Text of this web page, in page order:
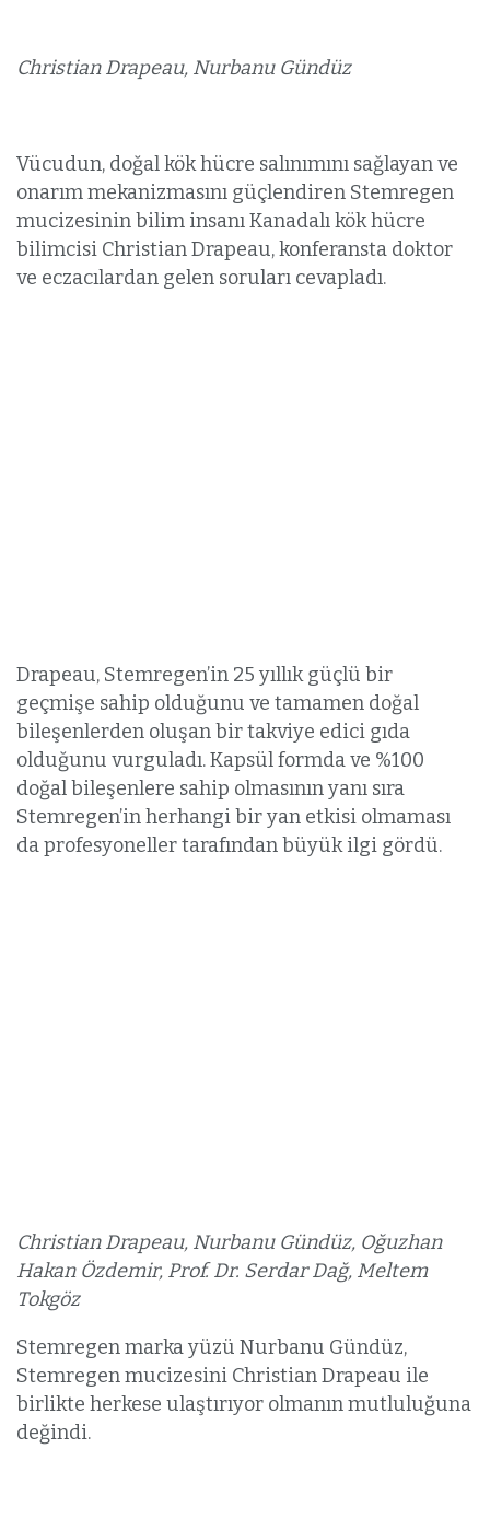
Christian Drapeau, Nurbanu Gündüz
Vücudun, doğal kök hücre salınımını sağlayan ve
onarım mekanizmasını güçlendiren Stemregen
mucizesinin bilim insanı Kanadalı kök hücre
bilimcisi Christian Drapeau, konferansta doktor
ve eczacılardan gelen soruları cevapladı.
Drapeau, Stemregen’in 25 yıllık güçlü bir
geçmişe sahip olduğunu ve tamamen doğal
bileşenlerden oluşan bir takviye edici gıda
olduğunu vurguladı. Kapsül formda ve %100
doğal bileşenlere sahip olmasının yanı sıra
Stemregen’in herhangi bir yan etkisi olmaması
da profesyoneller tarafından büyük ilgi gördü.
Christian Drapeau, Nurbanu Gündüz, Oğuzhan
Hakan Özdemir, Prof. Dr. Serdar Dağ, Meltem
Tokgöz
Stemregen marka yüzü Nurbanu Gündüz,
Stemregen mucizesini Christian Drapeau ile
birlikte herkese ulaştırıyor olmanın mutluluğuna
değindi.